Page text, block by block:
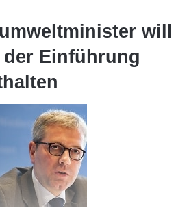
will
Einführung